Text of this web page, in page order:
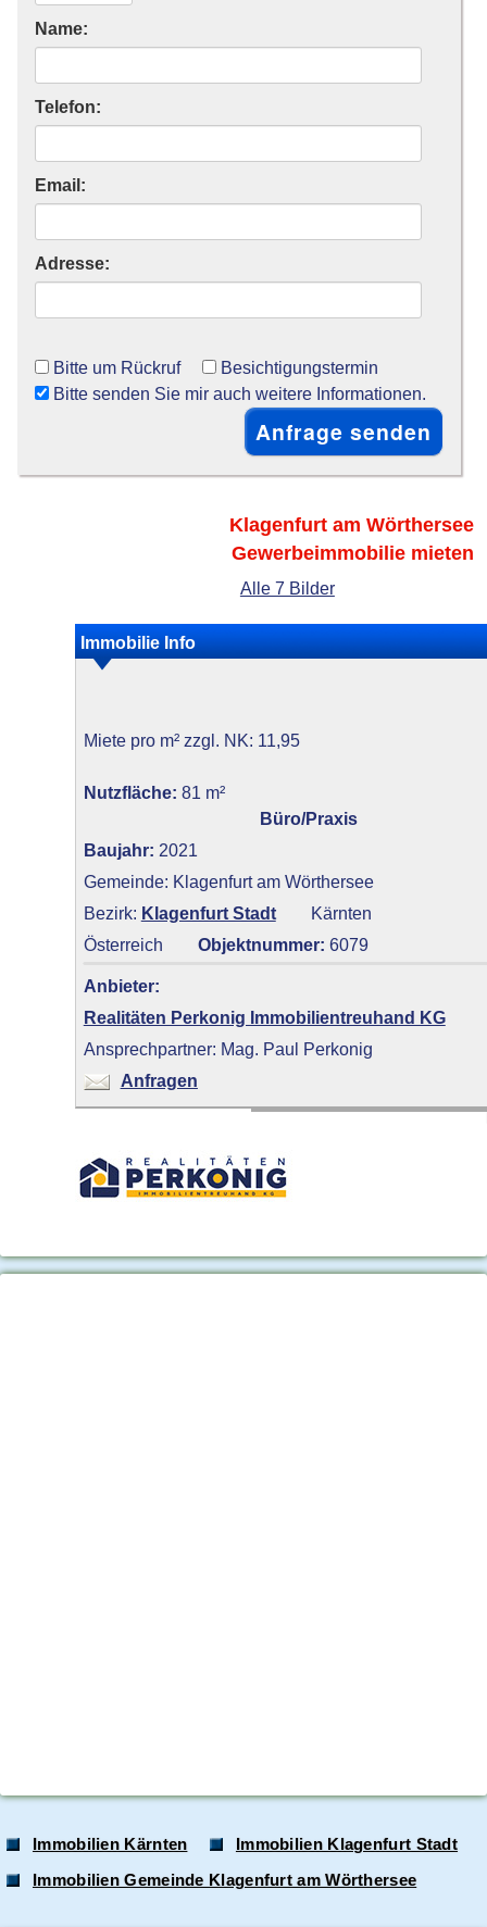
Name:
Telefon:
Email:
Adresse:
Bitte um Rückruf
Besichtigungstermin
Bitte senden Sie mir auch weitere Informationen.
Klagenfurt am Wörthersee
Gewerbeimmobilie mieten
Alle 7 Bilder
Immobilie Info
Miete pro m² zzgl. NK: 11,95
Nutzfläche: 81 m²
Büro/Praxis
Baujahr: 2021
Gemeinde: Klagenfurt am Wörthersee
Bezirk: Klagenfurt Stadt
Kärnten
Österreich
Objektnummer: 6079
Anbieter:
Realitäten Perkonig Immobilientreuhand KG
Ansprechpartner: Mag. Paul Perkonig
Anfragen
Immobilien Kärnten Immobilien Klagenfurt Stadt
Immobilien Gemeinde Klagenfurt am Wörthersee